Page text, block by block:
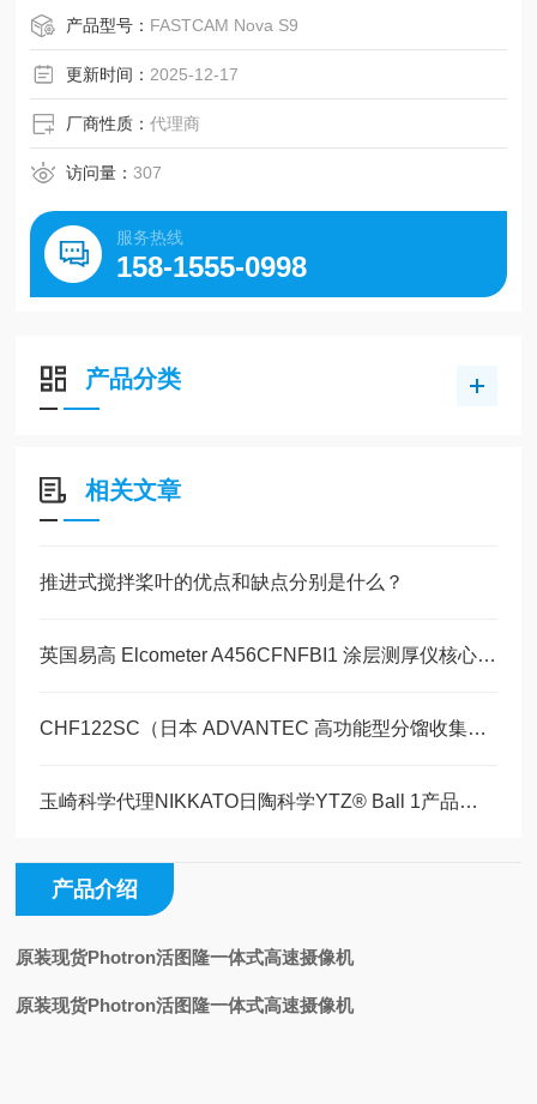
产品型号： FASTCAM Nova S9
更新时间： 2025-12-17
厂商性质：代理商
访问量：307
服务热线
158-1555-0998
产品分类
相关文章
推进式搅拌桨叶的优点和缺点分别是什么？
英国易高 Elcometer A456CFNFBI1 涂层测厚仪核心技术参数
CHF122SC（日本 ADVANTEC 高功能型分馏收集器）玉崎科学原装现货
玉崎科学代理NIKKATO日陶科学YTZ® Ball 1产品详情介绍现货供应
产品介绍
原装现货Photron活图隆一体式高速摄像机
原装现货Photron活图隆一体式高速摄像机